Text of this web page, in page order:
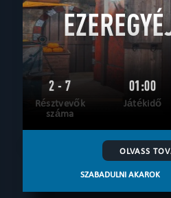
2 - 7
Résztvevők
száma
01:00
Játékidő
OLVASS
SZABADULNI AKAROK